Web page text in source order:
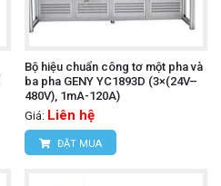
Bộ hiệu chuẩn công tơ một pha và
ba pha GENY YC1893D (3×(24V–
480V), 1mA-120A)
Giá: Liên hệ
ĐẶT MUA